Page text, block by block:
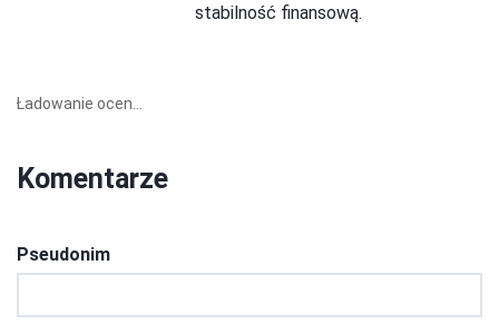
stabilność finansową.
Ładowanie ocen...
Komentarze
Pseudonim